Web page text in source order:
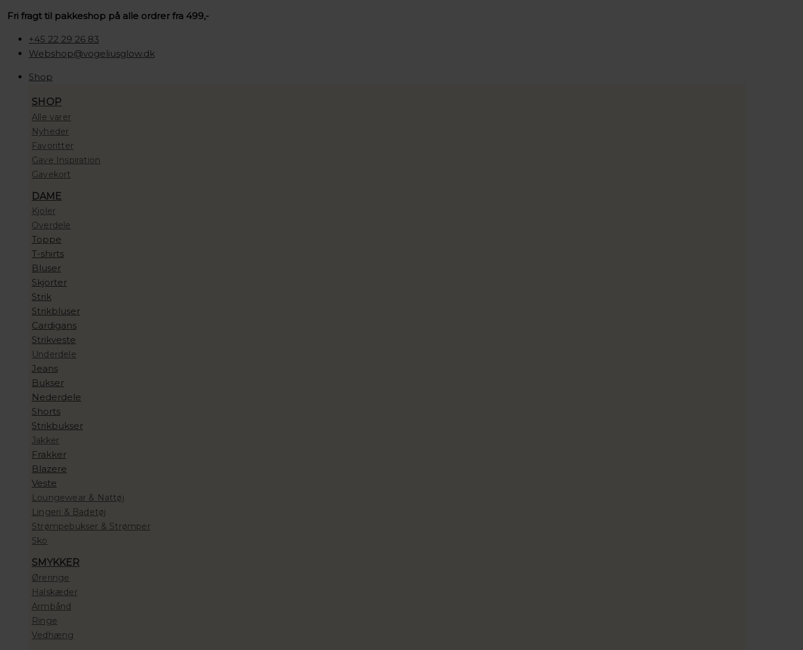
til
indholdet
Fri fragt til pakkeshop på alle ordrer fra 499,-
+45 22 29 26 83
Webshop@vogeliusglow.dk
Shop
SHOP
Alle varer
Nyheder
Favoritter
Gave Inspiration
Gavekort
DAME
Kjoler
Overdele
Toppe
T-shirts
Bluser
Skjorter
Strik
Strikbluser
Cardigans
Strikveste
Underdele
Jeans
Bukser
Nederdele
Shorts
Strikbukser
Jakker
Frakker
Blazere
Veste
Loungewear & Nattøj
Lingeri & Badetøj
Strømpebukser & Strømper
Sko
SMYKKER
Øreringe
Halskæder
Armbånd
Ringe
Vedhæng
………Sun
Bangle
Leo
100,00 kr.
10.000,00 kr.